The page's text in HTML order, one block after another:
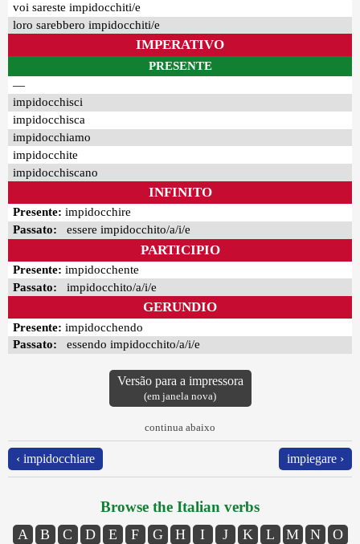
voi sareste impidocchiti/e
loro sarebbero impidocchiti/e
IMPERATIVO
PRESENTE
—
impidocchisci
impidocchisca
impidocchiamo
impidocchite
impidocchiscano
INFINITO
Presente: impidocchire
Passato: essere impidocchito/a/i/e
PARTICIPIO
Presente: impidocchente
Passato: impidocchito/a/i/e
GERUNDIO
Presente: impidocchendo
Passato: essendo impidocchito/a/i/e
Versão para a impressora
(em janela nova)
continua abaixo
‹ impidocchiare impiegare ›
Browse the Italian verbs
A B C D E F G H I J K L M N
O